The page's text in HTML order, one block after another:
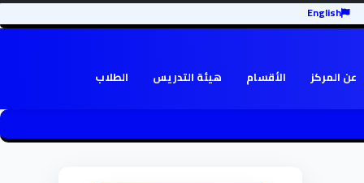
English
عن المركز الأقسام هيئة التدريس الطلاب